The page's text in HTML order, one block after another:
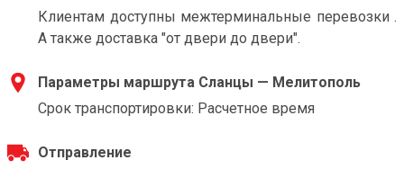
Клиентам доступны межтерминальные перевозки .
А также доставка "от двери до двери".
Параметры маршрута Сланцы — Мелитополь
Срок транспортировки: Расчетное время
Отправление